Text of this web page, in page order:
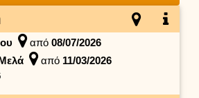
από 08/07/2026
από 11/03/2026